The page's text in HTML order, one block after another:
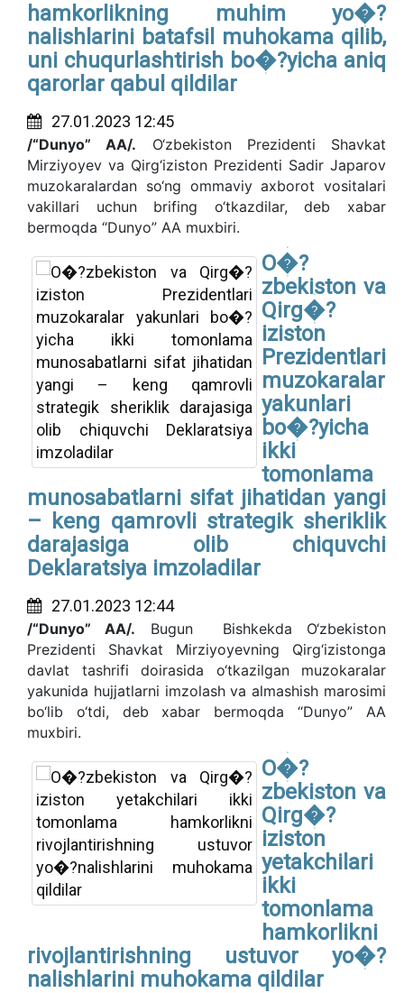
hamkorlikning muhim yo�?
nalishlarini batafsil muhokama qilib,
uni chuqurlashtirish bo�?yicha aniq
qarorlar qabul qildilar
27.01.2023 12:45
/“Dunyo” AA/. O‘zbekiston Prezidenti Shavkat
Mirziyoyev va Qirg‘iziston Prezidenti Sadir Japarov
muzokaralardan so‘ng ommaviy axborot vositalari
vakillari uchun brifing o‘tkazdilar, deb xabar
bermoqda “Dunyo” AA muxbiri.
O�?
zbekiston va
Qirg�?
iziston
Prezidentlari
muzokaralar
yakunlari
bo�?yicha
ikki
tomonlama
munosabatlarni sifat jihatidan yangi
– keng qamrovli strategik sheriklik
darajasiga olib chiquvchi
Deklaratsiya imzoladilar
27.01.2023 12:44
/“Dunyo” AA/. Bugun Bishkekda O‘zbekiston
Prezidenti Shavkat Mirziyoyevning Qirg‘izistonga
davlat tashrifi doirasida o‘tkazilgan muzokaralar
yakunida hujjatlarni imzolash va almashish marosimi
bo‘lib o‘tdi, deb xabar bermoqda “Dunyo” AA
muxbiri.
O�?
zbekiston va
Qirg�?
iziston
yetakchilari
ikki
tomonlama
hamkorlikni
rivojlantirishning ustuvor yo�?
nalishlarini muhokama qildilar